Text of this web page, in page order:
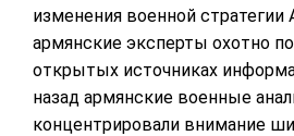
изменения военной
армянские эксперты охотно
открытых источниках
назад армянские военные
концентрировали внимание